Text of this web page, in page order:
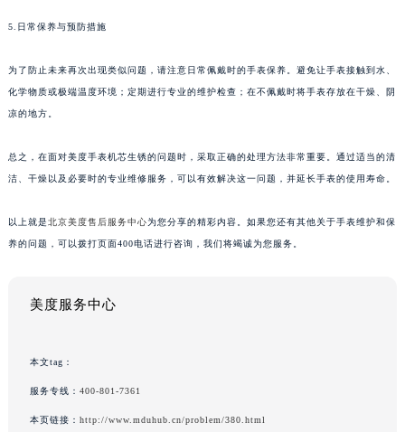
5.日常保养与预防措施
为了防止未来再次出现类似问题，请注意日常佩戴时的手表保养。避免让手表接触到水、
化学物质或极端温度环境；定期进行专业的维护检查；在不佩戴时将手表存放在干燥、阴
凉的地方。
总之，在面对美度手表机芯生锈的问题时，采取正确的处理方法非常重要。通过适当的清
洁、干燥以及必要时的专业维修服务，可以有效解决这一问题，并延长手表的使用寿命。
以上就是北京美度售后服务中心为您分享的精彩内容。如果您还有其他关于手表维护和保
养的问题，可以拨打页面400电话进行咨询，我们将竭诚为您服务。
美度服务中心
本文tag：
服务专线： 400-801-7361
本页链接： http://www.mduhub.cn/problem/380.html